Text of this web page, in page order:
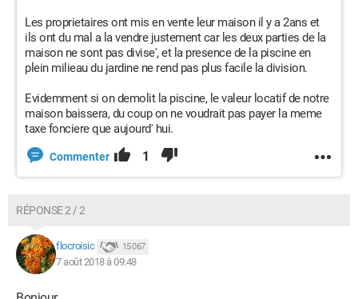
Les proprietaires ont mis en vente leur maison il y a 2ans et
ils ont du mal a la vendre justement car les deux parties de la
maison ne sont pas divise', et la presence de la piscine en
plein milieau du jardine ne rend pas plus facile la division.
Evidemment si on demolit la piscine, le valeur locatif de notre
maison baissera, du coup on ne voudrait pas payer la meme
taxe fonciere que aujourd' hui.
Commenter 1
RÉPONSE 2 / 2
flocroisic 15 067
7 août 2018 à 09:48